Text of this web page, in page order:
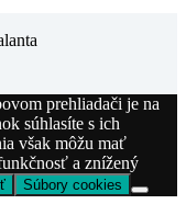
prehliadači je na
súhlasíte s ich
však môžu mať
a znížený
Súbory cookies